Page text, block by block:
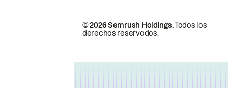
© 2026 Semrush Holdings.Todos los
derechos reservados.